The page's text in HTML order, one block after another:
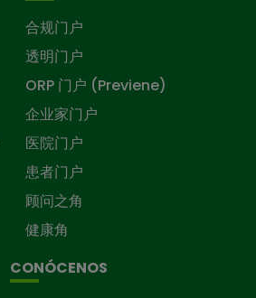
合规门户
透明门户
ORP 门户 (Previene)
企业家门户
医院门户
患者门户
顾问之角
健康角
CONÓCENOS